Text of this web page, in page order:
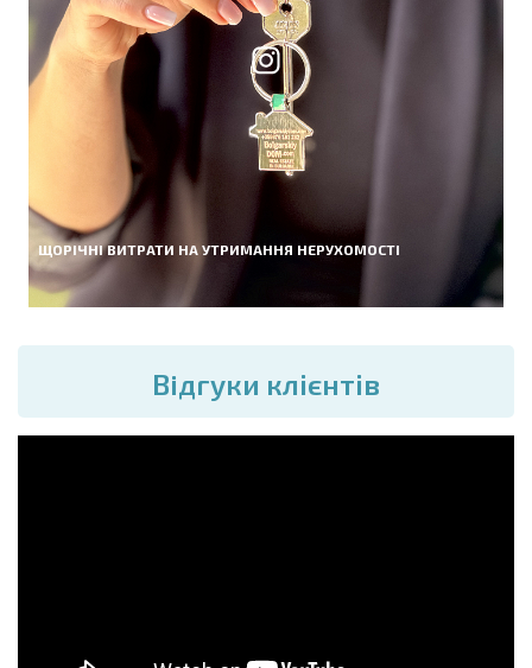
ЩОРІЧНІ ВИТРАТИ НА УТРИМАННЯ НЕРУХОМОСТІ
Вiдгуки клієнтів